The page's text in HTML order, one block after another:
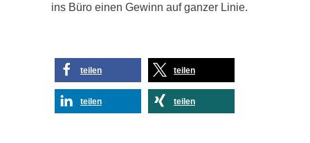
ins Büro einen Gewinn auf ganzer Linie.
teilen teilen
teilen teilen